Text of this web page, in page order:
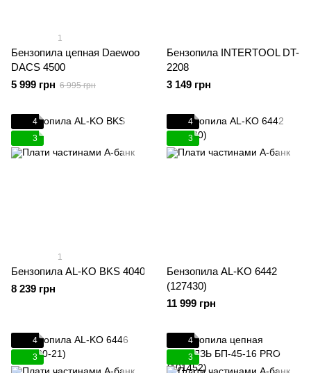
1
Бензопила цепная Daewoo
DACS 4500
5 999 грн 6 995 грн
Бензопила INTERTOOL DT-
2208
3 149 грн
4
3
1
Бензопила AL-KO BKS 4040
8 239 грн
4
3
Бензопила AL-KO 6442
(127430)
11 999 грн
4
3
4
3